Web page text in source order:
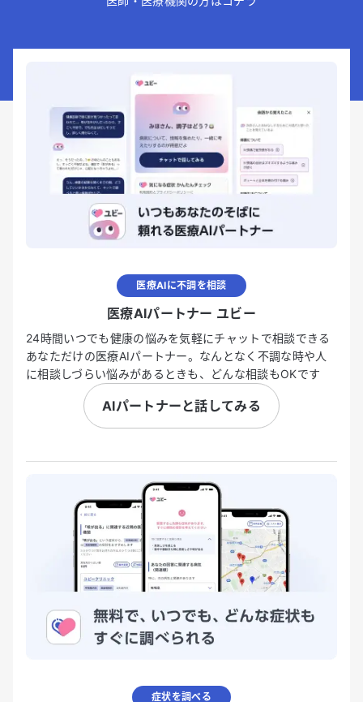
医療AIに不調を相談
医療AIパートナー ユビー
24時間いつでも健康の悩みを気軽にチャットで相談できる
あなただけの医療AIパートナー。なんとなく不調な時や人
に相談しづらい悩みがあるときも、どんな相談もOKです
AIパートナーと話してみる
症状を調べる